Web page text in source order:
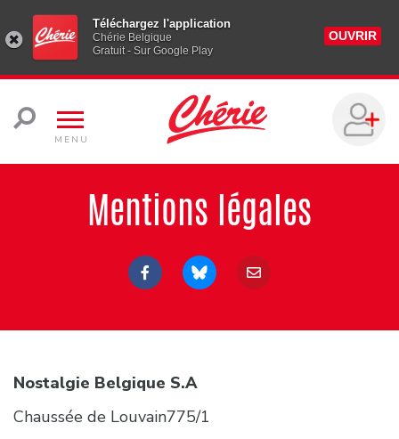
Téléchargez l'application
Chérie Belgique
Gratuit - Sur Google Play
OUVRIR
MENU
Mentions légales
Nostalgie Belgique S.A
Chaussée de Louvain775/1